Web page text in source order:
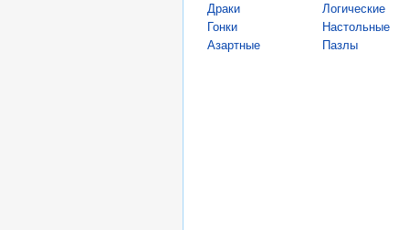
Драки
Гонки
Азартные
Логические
Настольные
Пазлы